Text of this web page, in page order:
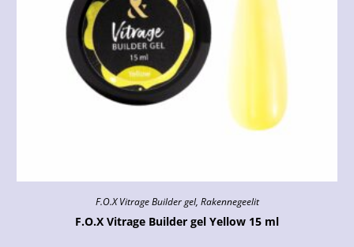
F.O.X Vitrage Builder gel, Rakennegeelit
F.O.X Vitrage Builder gel Yellow 15 ml